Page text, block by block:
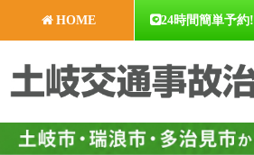
HOME 24時間簡単予約!